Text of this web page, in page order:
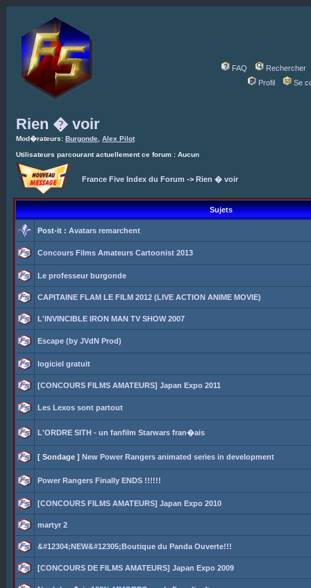
FAQ
Rechercher
Profil
Se
Rien � voir
Mod�rateurs: Burgonde Alex Pilot
Utilisateurs parcourant actuellement ce forum : Aucun
France Five Index du Forum -> Rien � voir
Sujets
Post-it : Avatars remarchent
Concours Films Amateurs Cartoonist 2013
Le professeur burgonde
CAPITAINE FLAM LE FILM 2012 (LIVE ACTION ANIME MOVIE)
L'INVINCIBLE IRON MAN TV SHOW 2007
Escape (by JVdN Prod)
logiciel gratuit
[CONCOURS FILMS AMATEURS] Japan Expo 2011
Les Lexos sont partout
L'ORDRE SITH - un fanfilm Starwars fran�ais
[ Sondage ] New Power Rangers animated series in development
Power Rangers Finally ENDS !!!!!!
[CONCOURS FILMS AMATEURS] Japan Expo 2010
martyr 2
&#12304;NEW&#12305;Boutique du Panda Ouverte!!!
[CONCOURS DE FILMS AMATEURS] Japan Expo 2009